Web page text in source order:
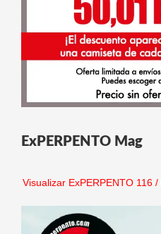
ExPERPENTO Mag
Visualizar ExPERPENTO 116/